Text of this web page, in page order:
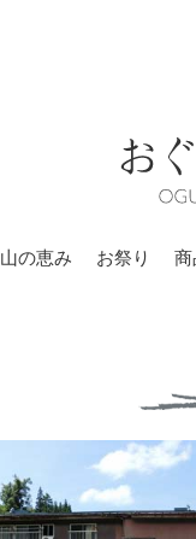
山の恵み お祭り 商